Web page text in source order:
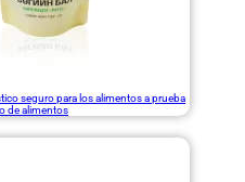
seguro para los alimentos a prueba
de alimentos